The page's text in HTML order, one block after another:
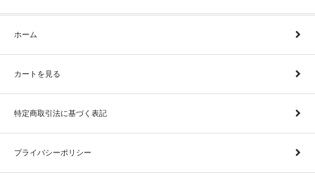
ホーム
カートを見る
特定商取引法に基づく表記
プライバシーポリシー